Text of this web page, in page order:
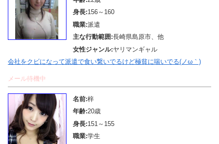
身長:156～160
職業:派遣
主な行動範囲:長崎県島原市、他
女性ジャンル:ヤリマンギャル
会社をクビになって派遣で食い繋いでるけど極貧に喘いでる(ノω｀)
メール待機中
名前:梓
年齢:20歳
身長:151～155
職業:学生